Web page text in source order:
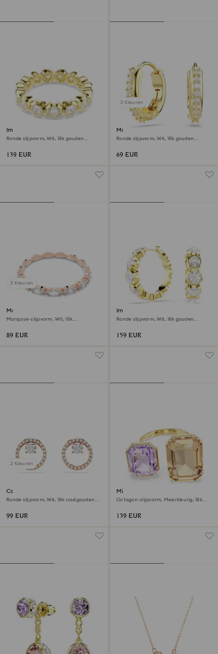
Imber ring
Ronde slijpvorm, Wit, ‎18k gouden
139 EUR
3 Kleuren
Matrix ringoorbellen
Ronde slijpvorm, Wit, ‎18k gouden
69 EUR
2 Kleuren
Matrix Vittore ring
Marquise-slijpvorm, Wit, 18k
89 EUR
Imber ringoorbellen
Ronde slijpvorm, Wit, ‎18k gouden
159 EUR
2 Kleuren
Constella Oorknopjes
Ronde slijpvorm, Wit, 18k roségouden
99 EUR
Millenia open ring
Octagon-slijpvorm, Meerkleurig, ‎18k
139 EUR